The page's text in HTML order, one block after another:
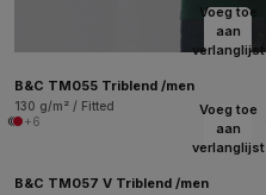
Voeg toe
aan
verlanglijst
B&C TM055 Triblend /men
130 g/m² / Fitted
+6
Voeg toe
aan
verlanglijst
B&C TM057 V Triblend /men